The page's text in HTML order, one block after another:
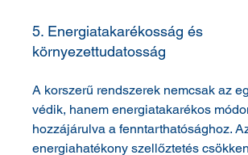
5. Energiatakarékosság és
környezettudatosság
A korszerű rendszerek nemcsak az
védik, hanem energiatakarékos
hozzájárulva a fenntarthatósághoz.
energiahatékony szellőztetés